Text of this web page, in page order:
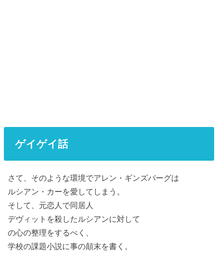
ゲイゲイ話
さて、そのような環境でアレン・ギンズバーグは
ルシアン・カーを愛してしまう。
そして、元恋人で同居人
デヴィットを殺したルシアンに対して
の心の整理をするべく、
学校の課題小説に事の顛末を書く。